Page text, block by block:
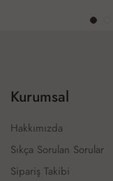
Kurumsal
Hakkımızda
Sıkça Sorulan Sorular
Sipariş Takibi